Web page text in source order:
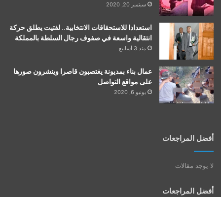
سبتمبر 20, 2020
استعدادا للاستحقاقات الانتخابية.. لفتيت يطلق حركة
انتقالية واسعة في صفوف رجال السلطة بالمملكة
منذ 3 أسابيع
عمال بناء بمديونة يغتصبون قاصرا وينشرون صورها
على مواقع التواصل
يونيو 6, 2020
أفضل المراجعات
لا يوجد مقالات
أفضل المراجعات